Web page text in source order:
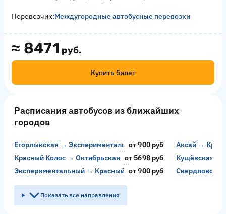
≈ 8471 руб.
Купить билет
Перевозчик:Междугородные автобусные перевозки
Расписания автобусов из ближайших
городов
Егорлыкская → Экспериментальныйот 900 руб
Аксай →
Красный Колос → Октябрьская от 5698 руб
Кущёвская →
Экспериментальный → Красный Колосот 900 руб Свердловск
Показать все направления